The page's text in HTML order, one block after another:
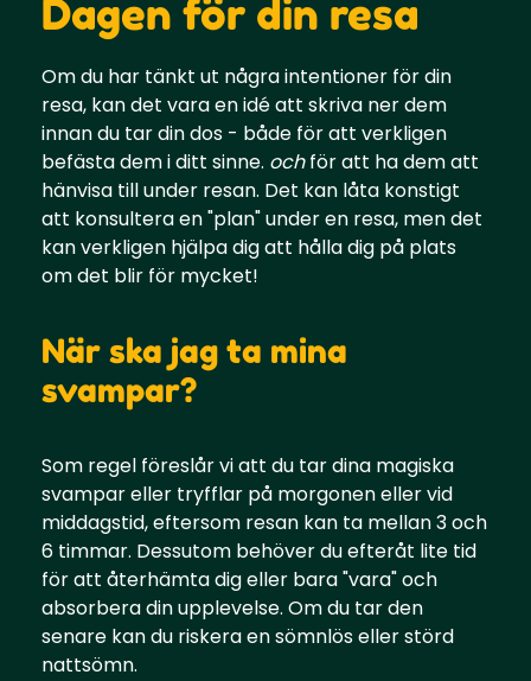
Dagen för din resa
Om du har tänkt ut några intentioner för din
resa, kan det vara en idé att skriva ner dem
innan du tar din dos - både för att verkligen
befästa dem i ditt sinne. ochför att ha dem att
hänvisa till under resan. Det kan låta konstigt
att konsultera en "plan" under en resa, men det
kan verkligen hjälpa dig att hålla dig på plats
om det blir för mycket!
När ska jag ta mina
svampar?
Som regel föreslår vi att du tar dina magiska
svampar eller tryfflar på morgonen eller vid
middagstid, eftersom resan kan ta mellan 3 och
6 timmar. Dessutom behöver du efteråt lite tid
för att återhämta dig eller bara "vara" och
absorbera din upplevelse. Om du tar den
senare kan du riskera en sömnlös eller störd
nattsömn.